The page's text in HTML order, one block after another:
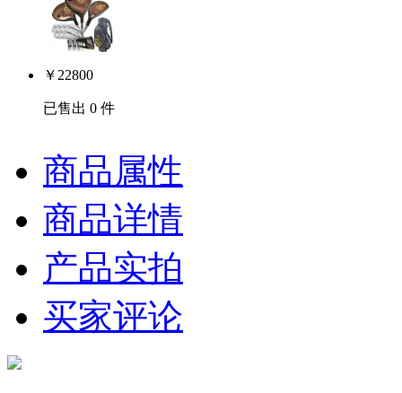
￥ 22800
已售出 0 件
商品属性
商品详情
产品实拍
买家评论